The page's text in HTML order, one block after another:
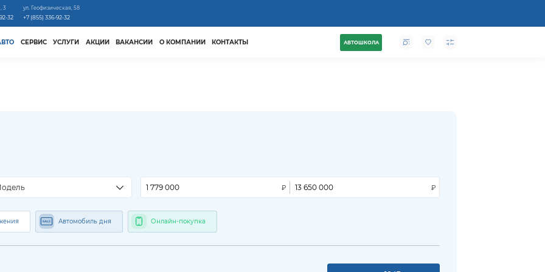
3
32
ул. Геофизическая, 58
+7 (855) 336-92-32
СЕРВИС УСЛУГИ АКЦИИ ВАКАНСИИ О КОМПАНИИ КОНТАКТЫ АВТОШКОЛА
Автомобиль дня Онлайн-покупка